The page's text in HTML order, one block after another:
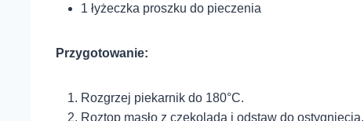
1 łyżeczka proszku do pieczenia
Przygotowanie:
Rozgrzej piekarnik do 180°C.
Roztop masło z czekoladą i odstaw do ostygnięcia.